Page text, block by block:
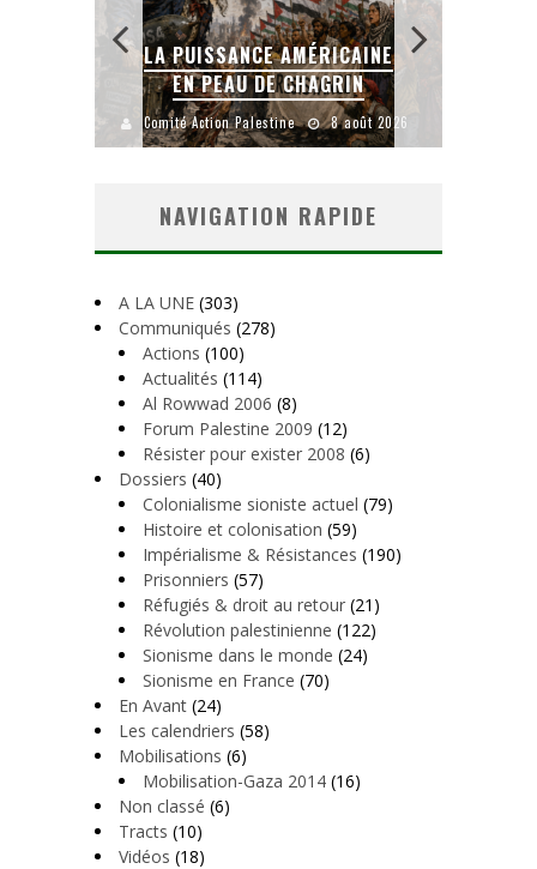
LA PUISSANCE AMÉRICAINE
EN PEAU DE CHAGRIN
Comité Action Palestine 8 août 2026
NAVIGATION RAPIDE
A LA UNE (303)
Communiqués (278)
Actions (100)
Actualités (114)
Al Rowwad 2006 (8)
Forum Palestine 2009 (12)
Résister pour exister 2008 (6)
Dossiers (40)
Colonialisme sioniste actuel (79)
Histoire et colonisation (59)
Impérialisme & Résistances (190)
Prisonniers (57)
Réfugiés & droit au retour (21)
Révolution palestinienne (122)
Sionisme dans le monde (24)
Sionisme en France (70)
En Avant (24)
Les calendriers (58)
Mobilisations (6)
Mobilisation-Gaza 2014 (16)
Non classé (6)
Tracts (10)
Vidéos (18)